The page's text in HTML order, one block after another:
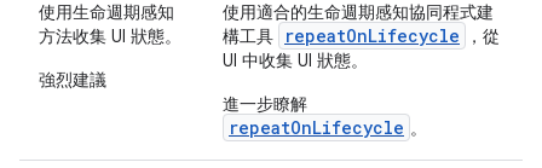
使用生命週期感知
方法收集 UI 狀態。
強烈建議
使用適合的生命週期感知協同程式建
構工具
repeatOnLifecycle
，從
UI 中收集 UI 狀態。
進一步瞭解
repeatOnLifecycle 。